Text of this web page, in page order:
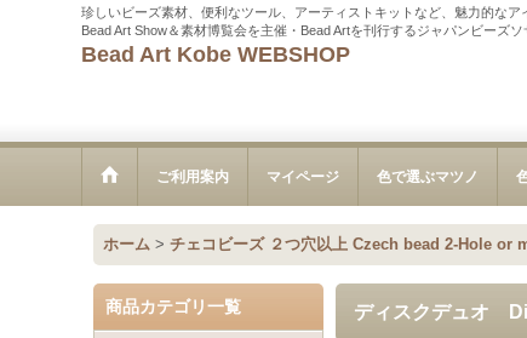
珍しいビーズ素材、便利なツール、アーティストキットなど、魅力的なア
Bead Art Show＆素材博覧会を主催・Bead Artを刊行するジャパンビーズ
Bead Art Kobe WEBSHOP
ご利用案内 マイページ 色で選ぶマツノ
ホーム > チェコビーズ ２つ穴以上 Czech bead 2-Hole or
商品カテゴリ一覧 ディスクデュオ